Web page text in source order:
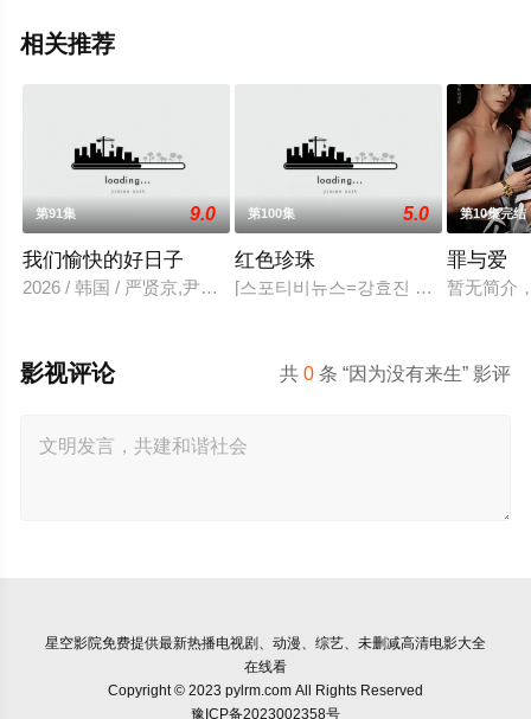
相关推荐
第91集 9.0
我们愉快的好日子
2026 / 韩国 / 严贤京,尹仲勋,申正允,尹多英,金惠玉,鲜于在德,尹
第100集 5.0
红色珍珠
[스포티비뉴스=강효진 기자] 배우 박
第10集完结
罪与爱
暂无简介
共0 条 “因为没有来生” 影评
影视评论
星空影院免费提供最新热播电视剧、动漫、综艺、未删减高清电影大全
在线看
Copyright © 2023 pylrm.com All Rights Reserved
豫ICP备2023002358号